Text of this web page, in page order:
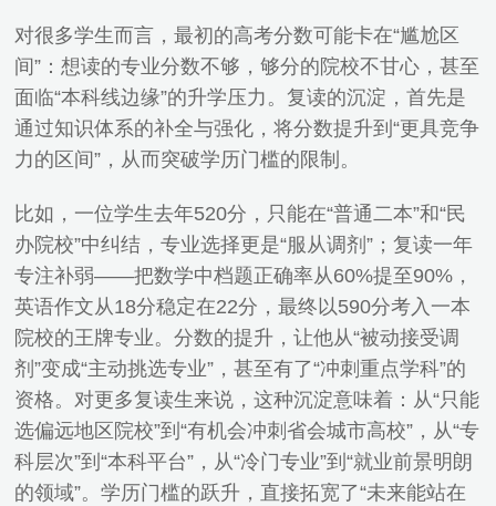
对很多学生而言，最初的高考分数可能卡在“尴尬区
间”：想读的专业分数不够，够分的院校不甘心，甚至
面临“本科线边缘”的升学压力。复读的沉淀，首先是
通过知识体系的补全与强化，将分数提升到“更具竞争
力的区间”，从而突破学历门槛的限制。
比如，一位学生去年520分，只能在“普通二本”和“民
办院校”中纠结，专业选择更是“服从调剂”；复读一年
专注补弱——把数学中档题正确率从60%提至90%，
英语作文从18分稳定在22分，最终以590分考入一本
院校的王牌专业。分数的提升，让他从“被动接受调
剂”变成“主动挑选专业”，甚至有了“冲刺重点学科”的
资格。对更多复读生来说，这种沉淀意味着：从“只能
选偏远地区院校”到“有机会冲刺省会城市高校”，从“专
科层次”到“本科平台”，从“冷门专业”到“就业前景明朗
的领域”。学历门槛的跃升，直接拓宽了“未来能站在